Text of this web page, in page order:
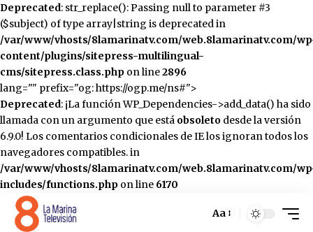
Deprecated: str_replace(): Passing null to parameter #3
($subject) of type array|string is deprecated in
/var/www/vhosts/8lamarinatv.com/web.8lamarinatv.com/
content/plugins/sitepress-multilingual-
cms/sitepress.class.php on line2896
lang="" prefix="og: https://ogp.me/ns#">
Deprecated: ¡La función WP_Dependencies->add_data() ha sido
llamada con un argumento que está obsoleto desde la versión
6.9.0! Los comentarios condicionales de IE los ignoran todos los
navegadores compatibles. in
/var/www/vhosts/8lamarinatv.com/web.8lamarinatv.com/
includes/functions.php on line 6170
Cambiar
Aa